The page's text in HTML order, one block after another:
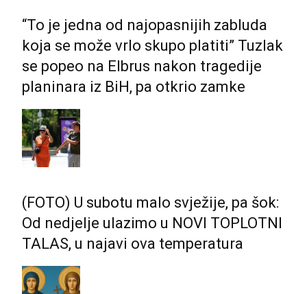
“To je jedna od najopasnijih zabluda
koja se može vrlo skupo platiti” Tuzlak
se popeo na Elbrus nakon tragedije
planinara iz BiH, pa otkrio zamke
(FOTO) U subotu malo svježije, pa šok:
Od nedjelje ulazimo u NOVI TOPLOTNI
TALAS, u najavi ova temperatura